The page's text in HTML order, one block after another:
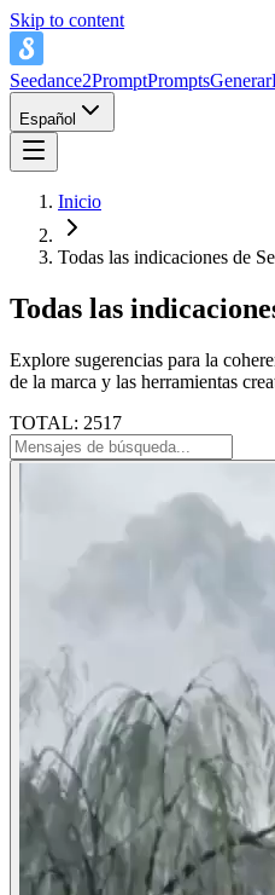
Skip to content
Seedance2PromptPromptsGenerar
Español
Inicio
Todas las indicaciones de
Todas las
Explore sugerencias para la
de la marca y las herramientas
TOTAL: 2517